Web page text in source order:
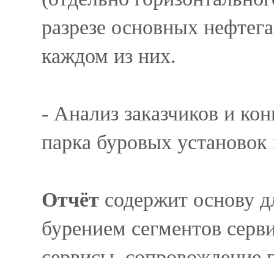
разрезе основных
каждом из них.
- Анализ заказчиков и
парка буровых
Отчёт содержит основу
бурением сегментов